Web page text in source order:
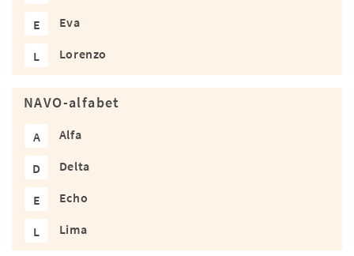
E Eva
L Lorenzo
NAVO-alfabet
A Alfa
D Delta
E Echo
L Lima